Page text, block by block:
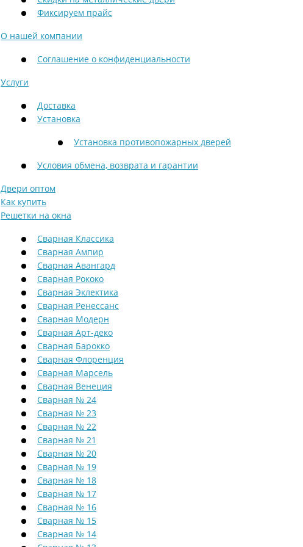
Двери с винилискожей
Фиксируем прайс
О нашей компании
Соглашение о конфиденциальности
Услуги
Доставка
Установка
Установка противопожарных дверей
Условия обмена, возврата и гарантии
Двери оптом
Как купить
Решетки на окна
Сварная Классика
Сварная Ампир
Сварная Авангард
Сварная Рококо
Сварная Эклектика
Сварная Ренессанс
Сварная Модерн
Сварная Арт-деко
Сварная Барокко
Сварная Флоренция
Сварная Марсель
Сварная Венеция
Сварная № 24
Сварная № 23
Сварная № 22
Сварная № 21
Сварная № 20
Сварная № 19
Сварная № 18
Сварная № 17
Сварная № 16
Сварная № 15
Сварная № 14